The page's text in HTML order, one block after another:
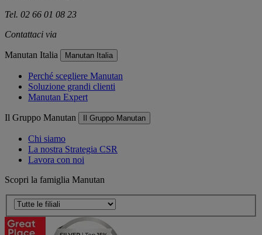
Tel. 02 66 01 08 23
Contattaci via
Manutan Italia Manutan Italia
Perché scegliere Manutan
Soluzione grandi clienti
Manutan Expert
Il Gruppo Manutan Il Gruppo Manutan
Chi siamo
La nostra Strategia CSR
Lavora con noi
Scopri la famiglia Manutan